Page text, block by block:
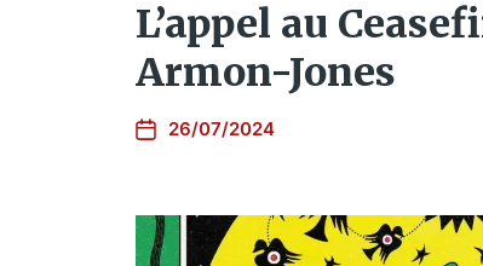
L’appel au
Armon-Jones
26/07/2024